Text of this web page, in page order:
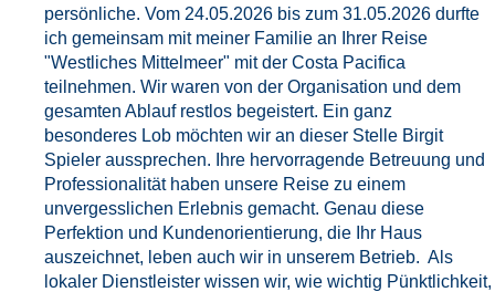
persönliche. Vom 24.05.2026 bis zum 31.05.2026 durfte
ich gemeinsam mit meiner Familie an Ihrer Reise
"Westliches Mittelmeer" mit der Costa Pacifica
teilnehmen. Wir waren von der Organisation und dem
gesamten Ablauf restlos begeistert. Ein ganz
besonderes Lob möchten wir an dieser Stelle Birgit
Spieler aussprechen. Ihre hervorragende Betreuung und
Professionalität haben unsere Reise zu einem
unvergesslichen Erlebnis gemacht. Genau diese
Perfektion und Kundenorientierung, die Ihr Haus
auszeichnet, leben auch wir in unserem Betrieb. Als
lokaler Dienstleister wissen wir, wie wichtig Pünktlichkeit,